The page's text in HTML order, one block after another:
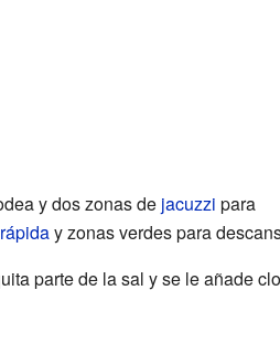
y dos zonas de jacuzzi para
y zonas verdes para
parte de la sal y se le añade